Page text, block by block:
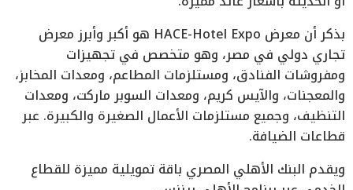
بذكر أن معرض HACE-Hotel Expo هو أكبر وأبرز معرض
تجاري دولي في مصر، وهو متخصص في تجهيزات
ومفروشات الفنادق، ومستلزمات المطاعم، ومعدات المخابز،
والمعجنات، والآيس كريم، ومعدات السوبر ماركت، ومعدات
التنظيف، وجميع مستلزمات الأعمال الصغيرة والكبيرة. عبر
قطاعات الضيافة.
ويقدم البنك الأهلي المصري باقة تمويلية مميزة للقطاع